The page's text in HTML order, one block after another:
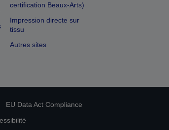
certification Beaux-Arts)
Impression directe sur
tissu
Autres sites
EU Data Act Compliance